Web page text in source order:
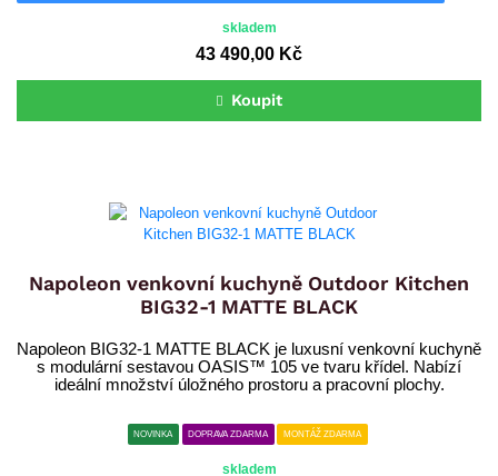
skladem
43 490,00 Kč
Koupit
Napoleon venkovní kuchyně Outdoor Kitchen
BIG32-1 MATTE BLACK
Napoleon BIG32-1 MATTE BLACK je luxusní venkovní kuchyně
s modulární sestavou OASIS™ 105 ve tvaru křídel. Nabízí
ideální množství úložného prostoru a pracovní plochy.
NOVINKA DOPRAVA ZDARMA MONTÁŽ ZDARMA
skladem